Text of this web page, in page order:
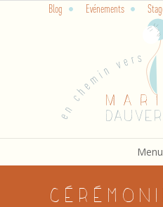
Blog Evénements
Navigation
Menu